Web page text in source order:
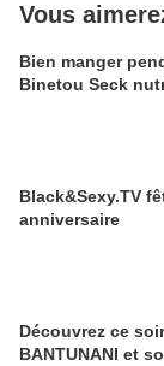
Vous
Bien manger
Binetou Seck
Black&Sexy.TV
anniversaire
Découvrez ce
BANTUNANI et